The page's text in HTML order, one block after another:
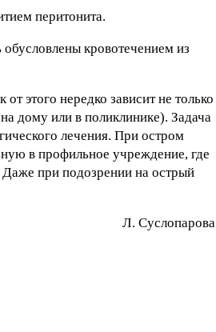
перитонита.
кровотечением из
этого нередко зависит не только
дому или в поликлинике). Задача
лечения. При остром
в профильное учреждение, где
при подозрении на острый
Л. Cycлoпapoвa